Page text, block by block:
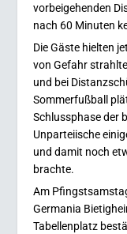
vorbeigehenden
nach 60 Minuten
Die Gäste hielten
von Gefahr
und bei
Sommerfußball
Schlussphase der
Unparteiische
und damit noch
brachte.
Am
Germania
Tabellenplatz